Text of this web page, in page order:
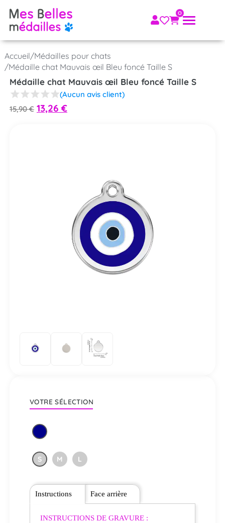
Accueil/Médailles pour chats
/Médaille chat Mauvais œil Bleu foncé Taille S
Médaille chat Mauvais œil Bleu foncé Taille S
(Aucun avis client)
15,90€ 13,26 €
VOTRE SÉLECTION
S M L
Instructions
INSTRUCTIONS DE GRAVURE :
Face arrière